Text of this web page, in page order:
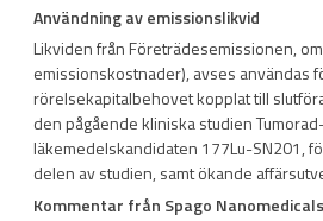
Användning av emissionslikvid
Likviden från Företrädesemissionen,
emissionskostnader), avses användas
rörelsekapitalbehovet kopplat till
den pågående kliniska studien
läkemedelskandidaten 177Lu-SN201,
delen av studien, samt ökande
Kommentar från Spago